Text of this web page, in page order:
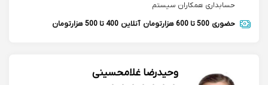
حسابداری همکاران سیستم
حضوری 500 تا 600 هزارتومان آنلاین 400 تا 500 هزارتومان
وحیدرضا غلامحسینی